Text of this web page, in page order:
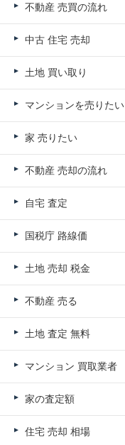
不動産 売買の流れ
中古 住宅 売却
土地 買い取り
マンションを売りたい
家 売りたい
不動産 売却の流れ
自宅 査定
国税庁 路線価
土地 売却 税金
不動産 売る
土地 査定 無料
マンション 買取業者
家の査定額
住宅 売却 相場